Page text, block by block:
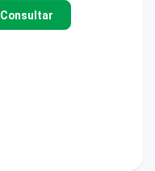
Consultar